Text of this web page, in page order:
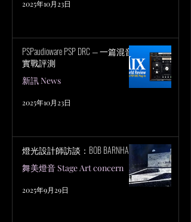
2025年10月23日
PSPaudioware PSP DRC — 一篇混音
實戰評測
新訊 News
2025年10月23日
燈光設計師訪談：BOB BARNHART
舞美燈音 Stage Art concern
2025年9月29日